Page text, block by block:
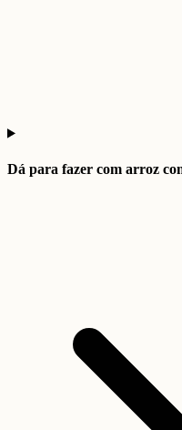
Dá para fazer com arroz